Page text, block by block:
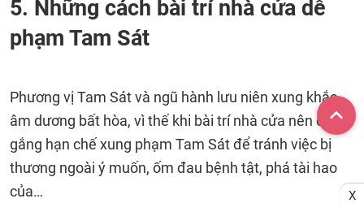
5. Những cách bài trí nhà cửa dễ
phạm Tam Sát
Phương vị Tam Sát và ngũ hành lưu niên xung khắc,
âm dương bất hòa, vì thế khi bài trí nhà cửa nên cố
gắng hạn chế xung phạm Tam Sát để tránh việc bị
thương ngoài ý muốn, ốm đau bệnh tật, phá tài hao
của…
X